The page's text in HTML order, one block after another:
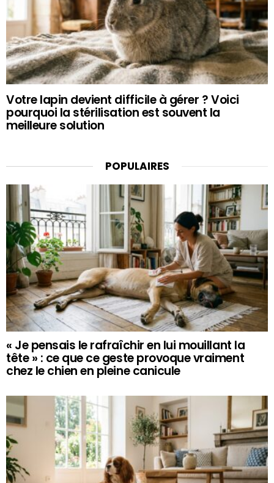
Votre lapin devient difficile à gérer ? Voici
pourquoi la stérilisation est souvent la
meilleure solution
POPULAIRES
« Je pensais le rafraîchir en lui mouillant la
tête » : ce que ce geste provoque vraiment
chez le chien en pleine canicule